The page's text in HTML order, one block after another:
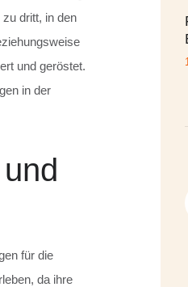
dritt, in den
und geröstet.
in der
für die
da ihre